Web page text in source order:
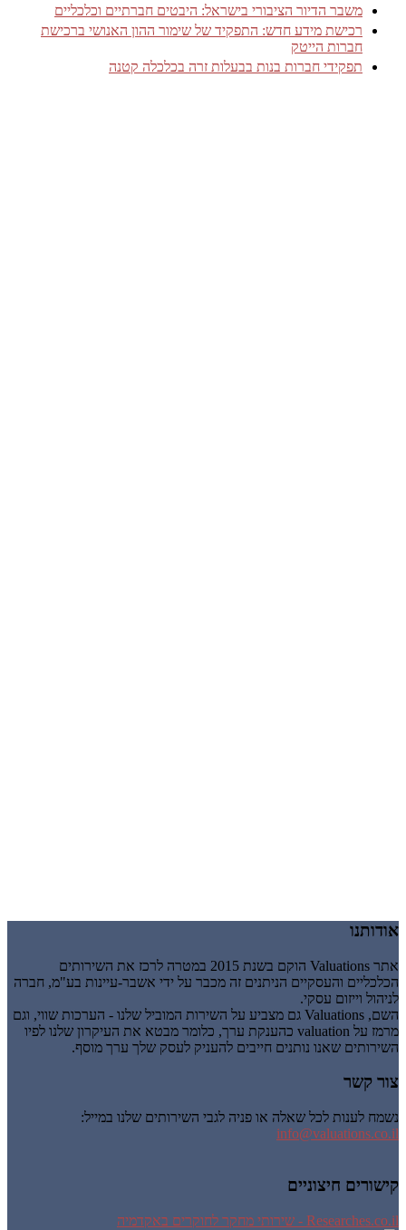
משבר הדיור הציבורי בישראל: היבטים חברתיים וכלכליים
רכישת מידע חדש: התפקיד של שימור ההון האנושי ברכישת
חברות הייטק
תפקידי חברות בנות בבעלות זרה בכלכלה קטנה
אודותנו
אתר Valuations הוקם בשנת 2015 במטרה לרכז את השירותים
הכלכליים והעסקיים הניתנים זה מכבר על ידי אשבר-עיינות בע"מ, חברה
לניהול וייזום עסקי.
השם, Valuations גם מצביע על השירות המוביל שלנו - הערכות שווי, וגם
מרמז על valuation כהענקת ערך, כלומר מבטא את העיקרון שלנו לפיו
השירותים שאנו נותנים חייבים להעניק לעסק שלך ערך מוסף.
צור קשר
נשמח לענות לכל שאלה או פניה לגבי השירותים שלנו במייל:
info@valuations.co.il
קישורים חיצוניים
Researches.co.il - שירותי מחקר לחוקרים באקדמיה